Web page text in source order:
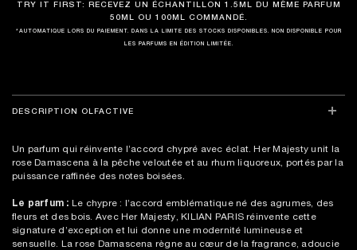
TRY IT FIRST: RECEVEZ UN ÉCHANTILLON 1.5ML DU MÊME PARFUM
50ML OU 100ML COMMANDÉ.
*AUTOMATIQUE LORS DU PAIEMENT. DANS LA LIMITE DES STOCKS DISPONIBLES. NON DISPONIBLE POUR
LES PARFUMS EN ÉDITION LIMITÉE.
DESCRIPTION OLFACTIVE
Un parfum qui réinvente l’accord chypré avec éclat. Her Majesty unit la
rose Damascena à la pêche veloutée et au rhum liquoreux, portés par la
puissance raffinée des notes boisées.
Le parfum : Le chypre : l’accord emblématique né des agrumes, des
fleurs et des bois. Avec Her Majesty, KILIAN PARIS réinvente cette
signature d’exception et lui donne une modernité lumineuse et
sensuelle. La rose Damascena règne au cœur de la fragrance, adoucie